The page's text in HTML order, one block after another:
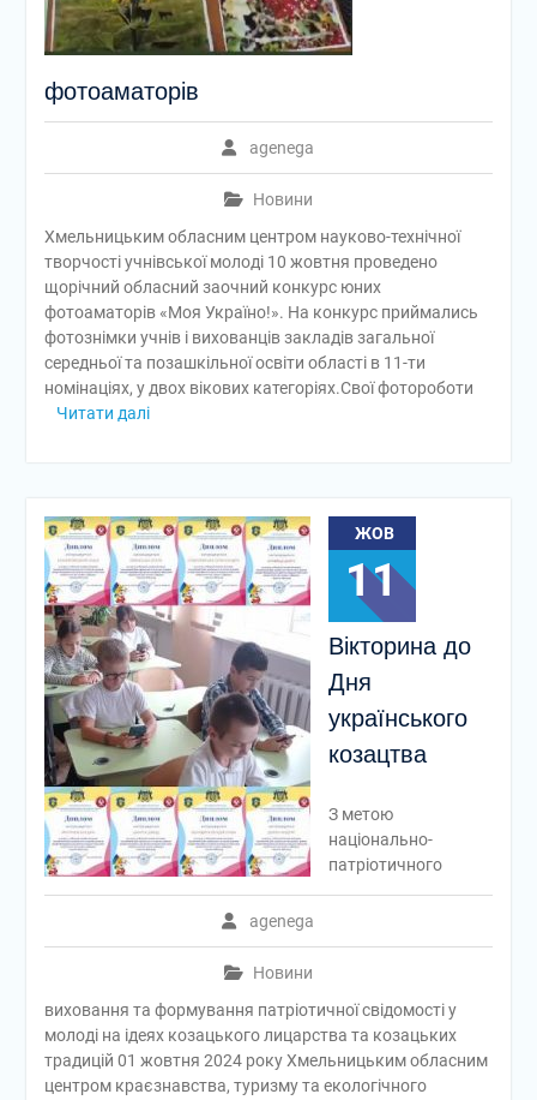
фотоаматорів
agenega
Новини
Хмельницьким обласним центром науково-технічної
творчості учнівської молоді 10 жовтня проведено
щорічний обласний заочний конкурс юних
фотоаматорів «Моя Україно!». На конкурс приймались
фотознімки учнів і вихованців закладів загальної
середньої та позашкільної освіти області в 11-ти
номінаціях, у двох вікових категоріях.Свої фотороботи
Читати далі
ЖОВ
11
Вікторина до
Дня
українського
козацтва
agenega
Новини
З метою
національно-
патріотичного
виховання та формування патріотичної свідомості у
молоді на ідеях козацького лицарства та козацьких
традицій 01 жовтня 2024 року Хмельницьким обласним
центром краєзнавства, туризму та екологічного